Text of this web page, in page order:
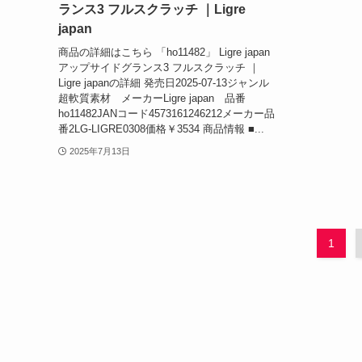
ランス3 フルスクラッチ ｜Ligre
japan
商品の詳細はこちら 「ho11482」 Ligre japan
アップサイドグランス3 フルスクラッチ ｜
Ligre japanの詳細 発売日2025-07-13ジャンル
超軟質素材 メーカーLigre japan 品番
ho11482JANコード4573161246212メーカー品
番2LG-LIGRE0308価格￥3534 商品情報 ■...
2025年7月13日
1